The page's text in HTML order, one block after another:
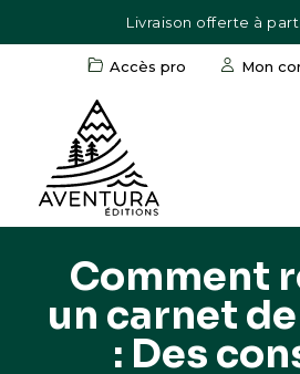
Livraison offerte à
Accès pro Mon
Comment
un carnet
: Des